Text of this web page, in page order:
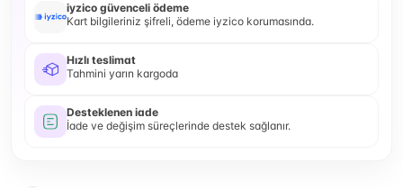
iyzico güvenceli ödeme
Kart bilgileriniz şifreli, ödeme iyzico korumasında.
Hızlı teslimat
Tahmini yarın kargoda
Desteklenen iade
İade ve değişim süreçlerinde destek sağlanır.